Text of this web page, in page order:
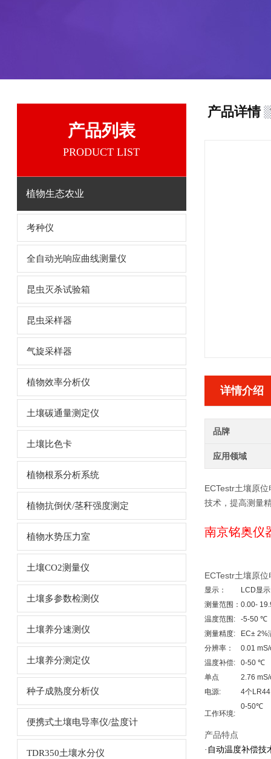
产品列表
PRODUCT LIST
植物生态农业
考种仪
全自动光响应曲线测量仪
昆虫灭杀试验箱
昆虫采样器
气旋采样器
植物效率分析仪
土壤碳通量测定仪
土壤比色卡
植物根系分析系统
植物抗倒伏/茎秆强度测定
植物水势压力室
土壤CO2测量仪
土壤多参数检测仪
土壤养分速测仪
土壤养分测定仪
种子成熟度分析仪
便携式土壤电导率仪/盐度计
TDR350土壤水分仪
产品详情
详情介绍
品牌
应用领域
ECTestr土壤原
技术，提高测量
南京铭奥仪
ECTestr土壤原
显示：
LCD显示
测量范围： 0.00-
温度范围:
-5-50 ℃
测量精度:
EC± 2%
分辨率：
0.01 mS/
温度补偿:
0-50 ℃
单点
2.76
电源:
4个
工作环境:
0-50℃
产品特点
· 自动温度补偿技